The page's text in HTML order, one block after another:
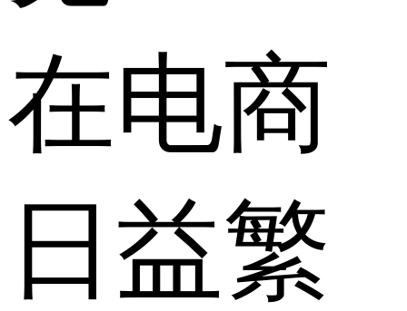
在电商
日益繁